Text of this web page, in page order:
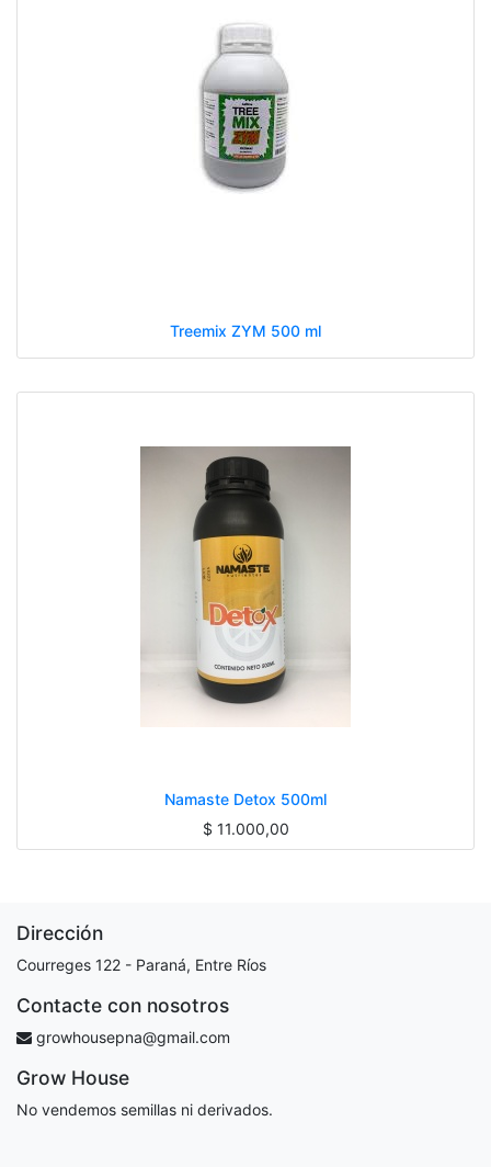
Treemix ZYM 500 ml
Namaste Detox 500ml
$ 11.000,00
Dirección
Courreges 122 - Paraná, Entre Ríos
Contacte con nosotros
growhousepna@gmail.com
Grow House
No vendemos semillas ni derivados.